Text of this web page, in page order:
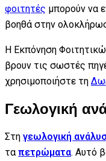
φοιτητές μπορούν να
βοηθά στην
Η Εκπόνηση
βρουν τις σωστές
χρησιμοποιήστε τη
Γεωλογική
Στη γεωλογική
τα πετρώματα. Αυτό